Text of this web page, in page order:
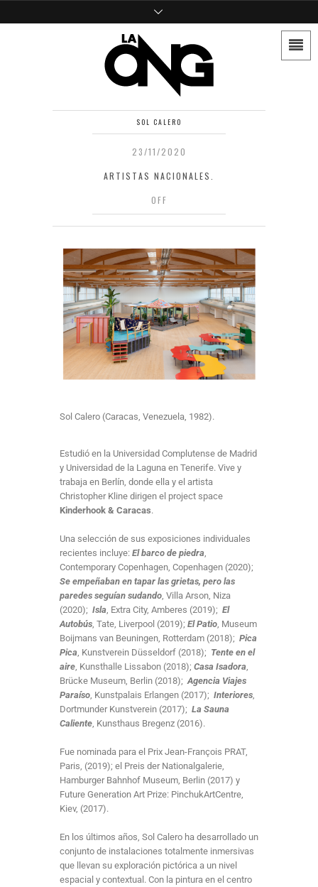
SOL CALERO
23/11/2020
ARTISTAS NACIONALES.
OFF
Sol Calero (Caracas, Venezuela, 1982).
Estudió en la Universidad Complutense de Madrid
y Universidad de la Laguna en Tenerife. Vive y
trabaja en Berlín, donde ella y el artista
Christopher Kline dirigen el project space
Kinderhook & Caracas.
Una selección de sus exposiciones individuales
recientes incluye: El barco de piedra
Contemporary Copenhagen, Copenhagen (2020);
Se empeñaban en tapar las grietas, pero las
paredes seguían sudando , Villa Arson, Niza
(2020); Isla , Extra City, Amberes (2019); El
Autobús , Tate, Liverpool (2019); El Patio , Museum
Boijmans van Beuningen, Rotterdam (2018); Pica
Pica , Kunstverein Düsseldorf (2018); Tente en el
aire , Kunsthalle Lissabon (2018); Casa Isadora
Brücke Museum, Berlin (2018); Agencia Viajes
Paraíso , Kunstpalais Erlangen (2017); Interiores
Dortmunder Kunstverein (2017); La Sauna
Caliente , Kunsthaus Bregenz (2016).
Fue nominada para el Prix Jean-François PRAT,
Paris, (2019); el Preis der Nationalgalerie,
Hamburger Bahnhof Museum, Berlin (2017) y
Future Generation Art Prize: PinchukArtCentre,
Kiev, (2017).
En los últimos años, Sol Calero ha desarrollado un
conjunto de instalaciones totalmente inmersivas
que llevan su exploración pictórica a un nivel
espacial y contextual. Con la pintura en el centro